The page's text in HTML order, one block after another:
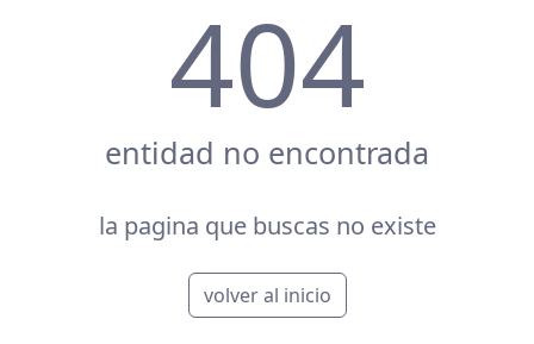
404
entidad no encontrada
la pagina que buscas no existe
volver al inicio